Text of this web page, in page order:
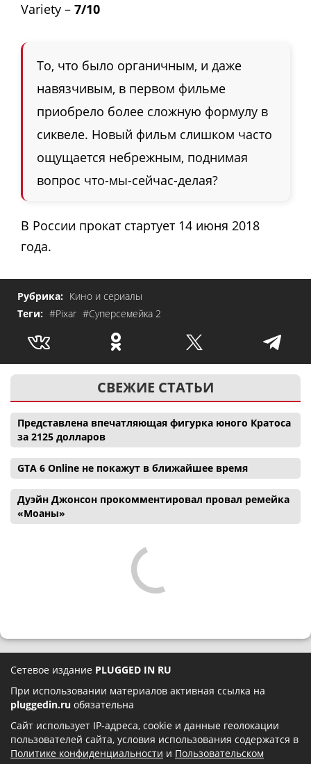
Variety – 7/10
То, что было органичным, и даже
навязчивым, в первом фильме
приобрело более сложную формулу в
сиквеле. Новый фильм слишком часто
ощущается небрежным, поднимая
вопрос что-мы-сейчас-делая?
В России прокат стартует 14 июня 2018
года.
Рубрика: Кино и сериалы
Теги: #Pixar #Суперсемейка 2
СВЕЖИЕ СТАТЬИ
Представлена впечатляющая фигурка юного Кратоса
за 2125 долларов
GTA 6 Online не покажут в ближайшее время
Дуэйн Джонсон прокомментировал провал ремейка
«Моаны»
Сетевое издание PLUGGED IN RU
При использовании материалов активная ссылка на
pluggedin.ru обязательна
Сайт использует IP-адреса, cookie и данные геолокации
пользователей сайта, условия использования содержатся в
Политике конфиденциальности и Пользовательском